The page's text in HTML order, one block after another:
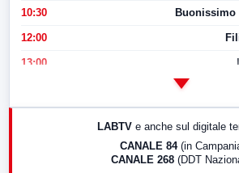
10:30 Buonissimo
12:00
13:00
LABTV e anche sul digitale
CANALE 84 (in
CANALE 268 (DDT